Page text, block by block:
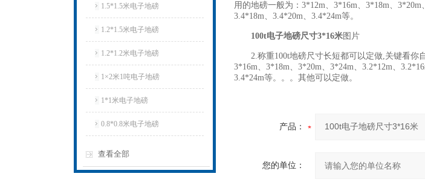
1.5*1.5米电子地磅
1.2*1.5米电子地磅
1.2*1.2米电子地磅
1×2米1吨电子地磅
1*1米电子地磅
0.8*0.8米电子地磅
查看全部
用的地磅一般为：3*12m、3*16m、3*18m、3*20m
3.4*18m、3.4*20m、3.4*24m等。
100t电子地磅尺寸3*16米图片
2.称重100t地磅尺寸长短都可以定做,关键看你自
3*16m、3*18m、3*20m、3*24m、3.2*12m、
3.4*24m等。。。其他可以定做。
产品：
您的单位：